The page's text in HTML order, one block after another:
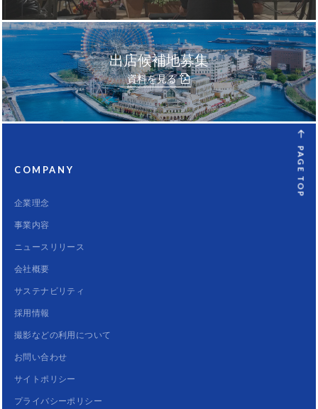
出店候補地募集
資料を見る
PAGE TOP
COMPANY
企業理念
事業内容
ニュースリリース
会社概要
サステナビリティ
採用情報
撮影などの利用について
お問い合わせ
サイトポリシー
プライバシーポリシー